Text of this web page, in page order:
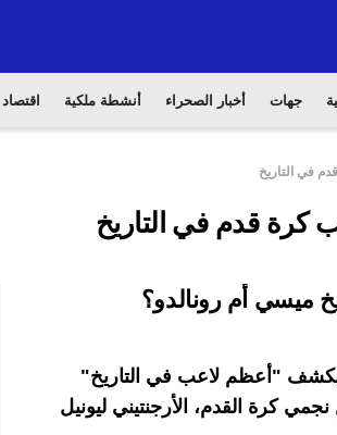
جهات أخبار الصحراء أنشطة ملكية اقتصاد
في التاريخ
كرة قدم في التاريخ
ميسي أم رونالدو؟
يكشف "أعظم لاعب في التاريخ"
نجمي كرة القدم، الأرجنتيني ليونيل